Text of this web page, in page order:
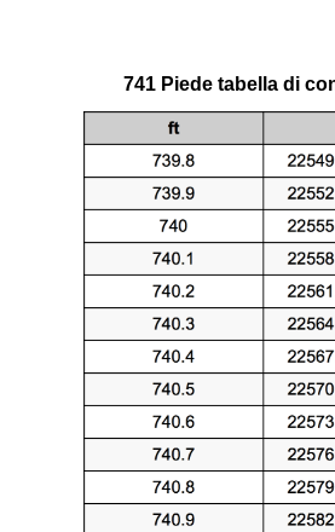
741 Piede tabella di